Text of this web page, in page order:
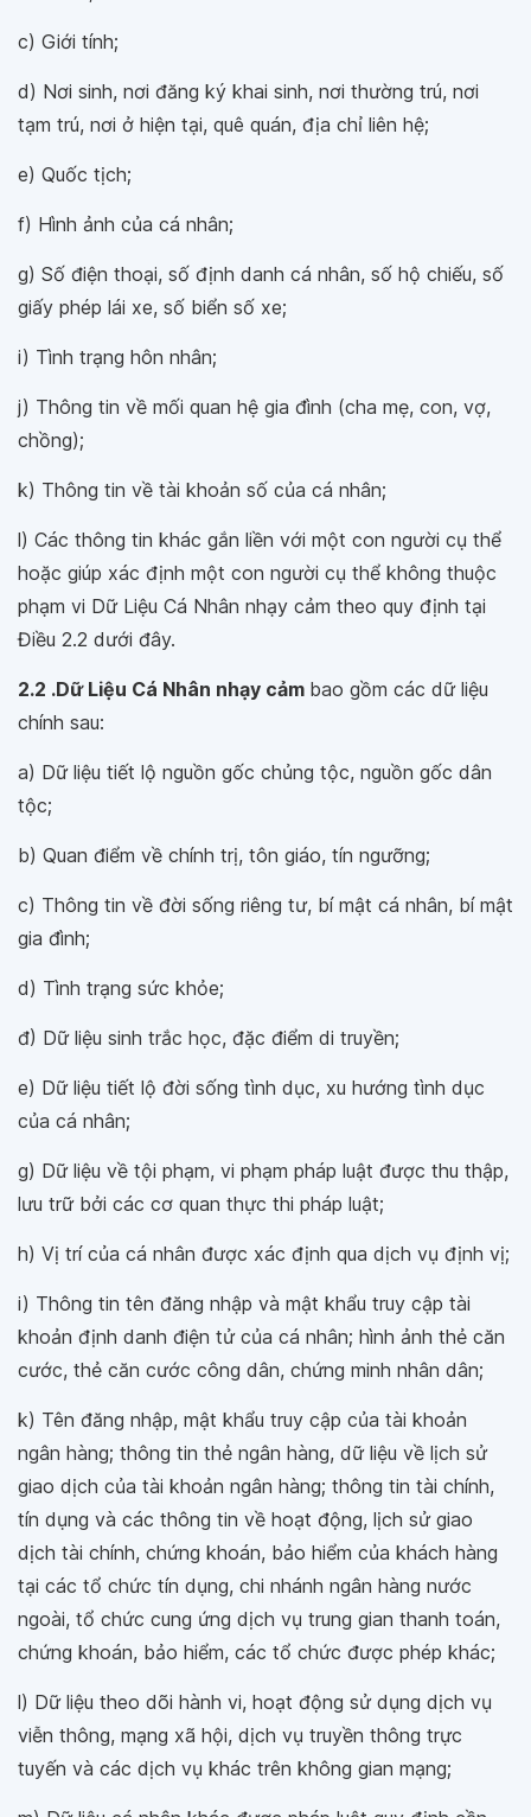
c) Giới tính;
d) Nơi sinh, nơi đăng ký khai sinh, nơi thường trú, nơi
tạm trú, nơi ở hiện tại, quê quán, địa chỉ liên hệ;
e) Quốc tịch;
f) Hình ảnh của cá nhân;
g) Số điện thoại, số định danh cá nhân, số hộ chiếu, số
giấy phép lái xe, số biển số xe;
i) Tình trạng hôn nhân;
j) Thông tin về mối quan hệ gia đình (cha mẹ, con, vợ,
chồng);
k) Thông tin về tài khoản số của cá nhân;
l) Các thông tin khác gắn liền với một con người cụ thể
hoặc giúp xác định một con người cụ thể không thuộc
phạm vi Dữ Liệu Cá Nhân nhạy cảm theo quy định tại
Điều 2.2 dưới đây.
2.2 .Dữ Liệu Cá Nhân nhạy cảm bao gồm các dữ liệu
chính sau:
a) Dữ liệu tiết lộ nguồn gốc chủng tộc, nguồn gốc dân
tộc;
b) Quan điểm về chính trị, tôn giáo, tín ngưỡng;
c) Thông tin về đời sống riêng tư, bí mật cá nhân, bí mật
gia đình;
d) Tình trạng sức khỏe;
đ) Dữ liệu sinh trắc học, đặc điểm di truyền;
e) Dữ liệu tiết lộ đời sống tình dục, xu hướng tình dục
của cá nhân;
g) Dữ liệu về tội phạm, vi phạm pháp luật được thu thập,
lưu trữ bởi các cơ quan thực thi pháp luật;
h) Vị trí của cá nhân được xác định qua dịch vụ định vị;
i) Thông tin tên đăng nhập và mật khẩu truy cập tài
khoản định danh điện tử của cá nhân; hình ảnh thẻ căn
cước, thẻ căn cước công dân, chứng minh nhân dân;
k) Tên đăng nhập, mật khẩu truy cập của tài khoản
ngân hàng; thông tin thẻ ngân hàng, dữ liệu về lịch sử
giao dịch của tài khoản ngân hàng; thông tin tài chính,
tín dụng và các thông tin về hoạt động, lịch sử giao
dịch tài chính, chứng khoán, bảo hiểm của khách hàng
tại các tổ chức tín dụng, chi nhánh ngân hàng nước
ngoài, tổ chức cung ứng dịch vụ trung gian thanh toán,
chứng khoán, bảo hiểm, các tổ chức được phép khác;
l) Dữ liệu theo dõi hành vi, hoạt động sử dụng dịch vụ
viễn thông, mạng xã hội, dịch vụ truyền thông trực
tuyến và các dịch vụ khác trên không gian mạng;